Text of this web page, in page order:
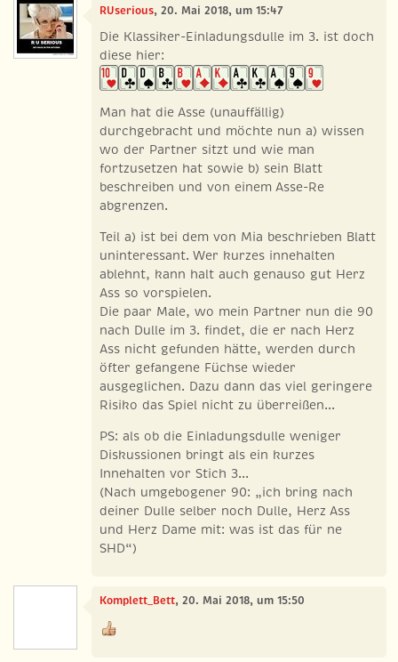
RUserious, 20. Mai 2018, um 15:47
Die Klassiker-Einladungsdulle im 3. ist doch
diese hier:
Man hat die Asse (unauffällig)
durchgebracht und möchte nun a) wissen
wo der Partner sitzt und wie man
fortzusetzen hat sowie b) sein Blatt
beschreiben und von einem Asse-Re
abgrenzen.
Teil a) ist bei dem von Mia beschrieben Blatt
uninteressant. Wer kurzes innehalten
ablehnt, kann halt auch genauso gut Herz
Ass so vorspielen.
Die paar Male, wo mein Partner nun die 90
nach Dulle im 3. findet, die er nach Herz
Ass nicht gefunden hätte, werden durch
öfter gefangene Füchse wieder
ausgeglichen. Dazu dann das viel geringere
Risiko das Spiel nicht zu überreißen...
PS: als ob die Einladungsdulle weniger
Diskussionen bringt als ein kurzes
Innehalten vor Stich 3...
(Nach umgebogener 90: „ich bring nach
deiner Dulle selber noch Dulle, Herz Ass
und Herz Dame mit: was ist das für ne
SHD“)
Komplett_Bett, 20. Mai 2018, um 15:50